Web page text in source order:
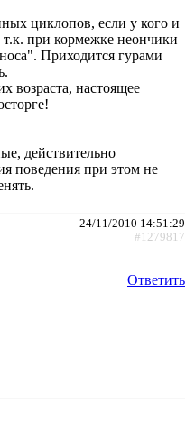
циклопов, если у кого и
т.к. при кормежке неончики
Приходится гурами
возраста, настоящее
действительно
поведения при этом не
24/11/2010 14:51:29
#1279817
Ответить